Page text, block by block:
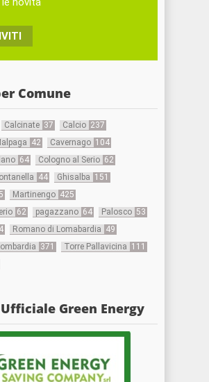
Comune
Calcinate 37 Calcio 237
42 Cavernago 104
64 Cologno al Serio 62
44 Ghisalba 151
Martinengo 425
62 pagazzano 64 Palosco 53
Romano di Lomabardia 49
371 Torre Pallavicina 111
Green Energy